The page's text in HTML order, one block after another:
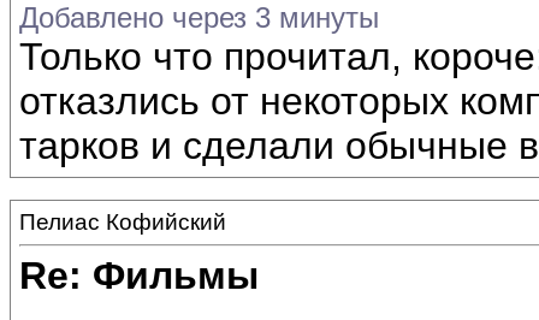
Добавлено через 3 минуты
Только что прочитал,
отказлись от некоторых
тарков и сделали обычные
Пелиас Кофийский
Re: Фильмы